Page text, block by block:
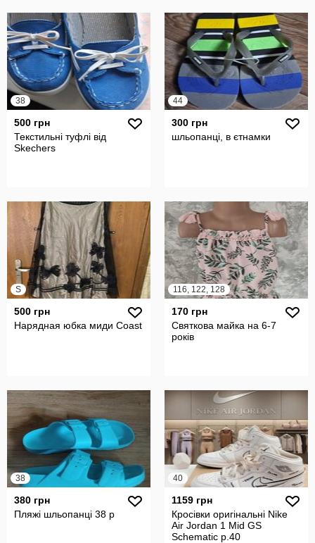
38
500 грн
Текстильні туфлі від
Skechers
44
300 грн
шльопанці, в єтнамки
S
500 грн
Нарядная юбка миди Coast
116, 122, 128
170 грн
Святкова майка на 6-7
років
38
380 грн
Пляжі шльопанці 38 р
40
1159 грн
Кросівки оригінальні Nike
Air Jordan 1 Mid GS
Schematic р.40